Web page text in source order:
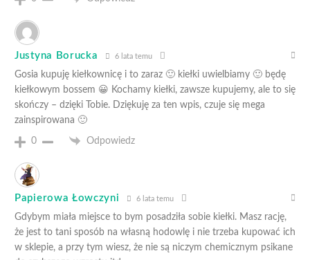
Justyna Borucka 6 lata temu
Gosia kupuję kiełkownicę i to zaraz 🙂 kiełki uwielbiamy 🙂 będę
kiełkowym bossem 😀 Kochamy kiełki, zawsze kupujemy, ale to się
skończy – dzięki Tobie. Dziękuję za ten wpis, czuje się mega
zainspirowana 🙂
0 Odpowiedz
Papierowa Łowczyni 6 lata temu
Gdybym miała miejsce to bym posadziła sobie kiełki. Masz rację,
że jest to tani sposób na własną hodowlę i nie trzeba kupować ich
w sklepie, a przy tym wiesz, że nie są niczym chemicznym psikane